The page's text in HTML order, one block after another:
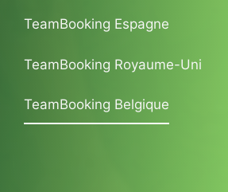
TeamBooking Espagne
TeamBooking Royaume-Uni
TeamBooking Belgique